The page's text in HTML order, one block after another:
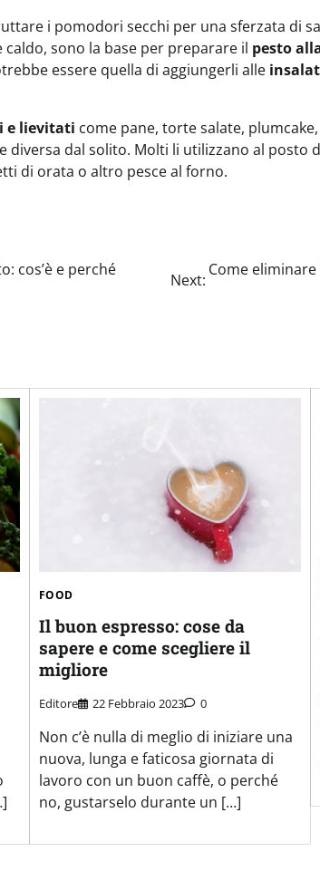
i pomodori secchi per una sferzata di
sono la base per preparare il pesto
essere quella di aggiungerli alle
e lievitati come pane, torte salate,
diversa dal solito. Molti li utilizzano al posto
di orata o altro pesce al forno.
cos’è e perché
Next:
Come
FOOD
Il buon espresso: cose da
sapere e come scegliere il
migliore
Editore 22 Febbraio 2023 0
Non c’è nulla di meglio di iniziare una
nuova, lunga e faticosa giornata di
lavoro con un buon caffè, o perché
no, gustarselo durante un […]